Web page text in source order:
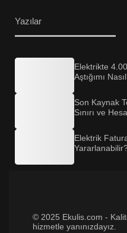
Yazılar
Elektrikte
Aştığımı
Son Kaynak
Sınırı ve
Elektrik
© 2025 Ekulis.com -
hizmetle yanınızdayız.